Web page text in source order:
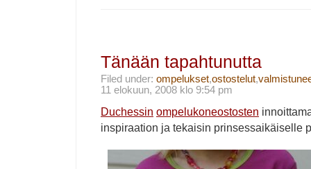
Tänään tapahtunutta
Filed under: ompelukset,ostostelut,
11 elokuun, 2008 klo 9:54 pm
Duchessin ompelukoneostosten
inspiraation ja tekaisin prinsessaikäiselle